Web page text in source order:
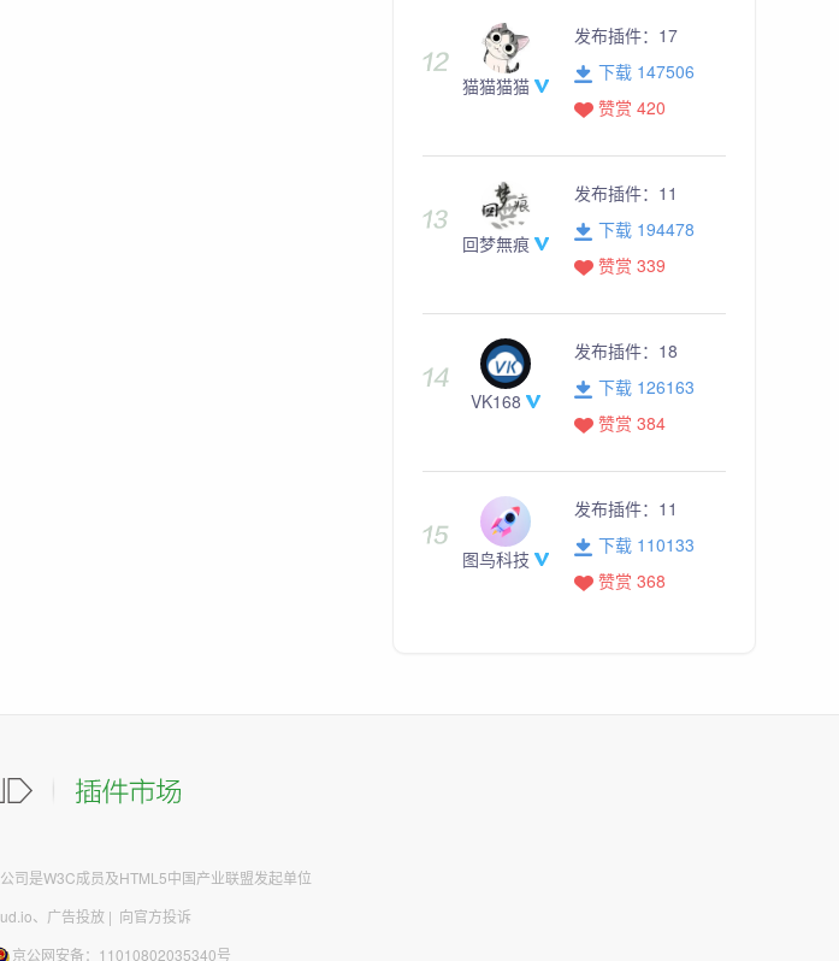
猫猫猫猫
发布插件： 17
下载 147506
赞赏 420
回梦無痕
发布插件： 11
下载 194478
赞赏 339
VK168
发布插件： 18
下载 126163
赞赏 384
图鸟科技
发布插件： 11
下载 110133
赞赏 368
司是W3C成员及HTML5中国产业联盟发起单位
、 广告投放 | 向官方投诉
京公网安备：11010802035340号